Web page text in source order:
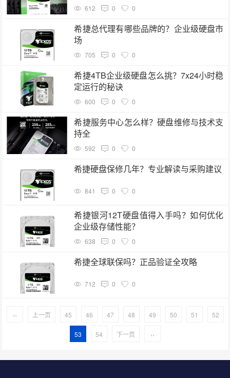
612 0 0
希捷总代理有哪些品牌的？企业级硬盘市
场
705 0 0
希捷4TB企业级硬盘怎么挑？7x24小时稳
定运行的秘诀
600 0 0
希捷服务中心怎么样？硬盘维修与技术支
持全
592 0 0
希捷硬盘保修几年？专业解读与采购建议
841 0 0
希捷银河12T硬盘值得入手吗？如何优化
企业级存储性能？
638 0 0
希捷全球联保吗？正品验证全攻略
712 0 0
‹‹ 上一页 45 46 47 48 49 50 51 52
53 54 下一页 ››